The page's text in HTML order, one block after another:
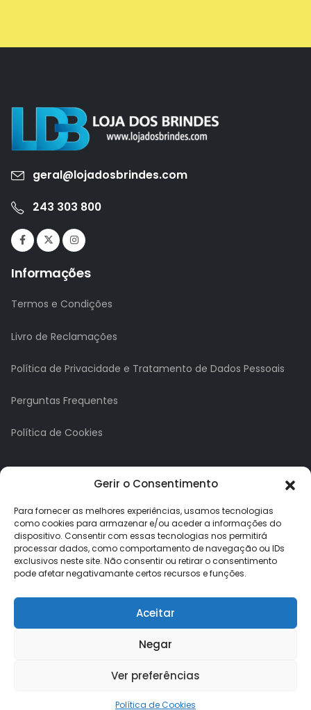
Gerir o Consentimento
Para fornecer as melhores experiências, usamos tecnologias
como cookies para armazenar e/ou aceder a informações do
dispositivo. Consentir com essas tecnologias nos permitirá
processar dados, como comportamento de navegação ou IDs
exclusivos neste site. Não consentir ou retirar o consentimento
pode afetar negativamante certos recursos e funções.
Aceitar
Negar
Ver preferências
Política de Cookies
geral@lojadosbrindes.com
243 303 800
Informações
Termos e Condições
Livro de Reclamações
Política de Privacidade e Tratamento de Dados Pessoais
Perguntas Frequentes
Política de Cookies
A minha conta
A Minha Conta
Histórico de Pedidos
Lista de Desejos
Newsletter
Loja dos Brindes © 2026. Todos os direitos reservados.